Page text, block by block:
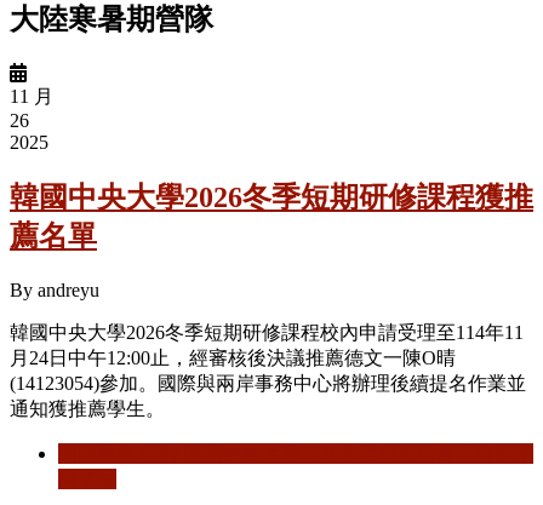
大陸寒暑期營隊
11 月
26
2025
韓國中央大學2026冬季短期研修課程獲推
薦名單
By andreyu
韓國中央大學2026冬季短期研修課程校內申請受理至114年11
月24日中午12:00止，經審核後決議推薦德文一陳O晴
(14123054)參加。國際與兩岸事務中心將辦理後續提名作業並
通知獲推薦學生。